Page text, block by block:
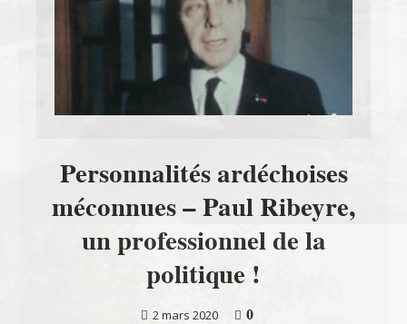
Personnalités ardéchoises
méconnues – Paul Ribeyre,
un professionnel de la
politique !
2 mars 2020
0